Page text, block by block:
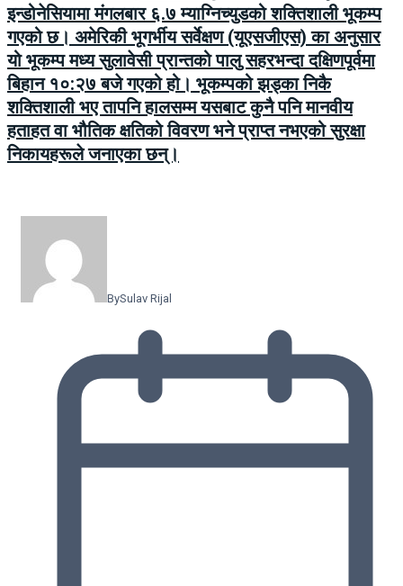
इन्डोनेसियामा मंगलबार ६.७ म्याग्निच्युडको शक्तिशाली भूकम्प
गएको छ। अमेरिकी भूगर्भीय सर्वेक्षण (यूएसजीएस) का अनुसार
यो भूकम्प मध्य सुलावेसी प्रान्तको पालु सहरभन्दा दक्षिणपूर्वमा
बिहान १०:२७ बजे गएको हो। भूकम्पको झड्का निकै
शक्तिशाली भए तापनि हालसम्म यसबाट कुनै पनि मानवीय
हताहत वा भौतिक क्षतिको विवरण भने प्राप्त नभएको सुरक्षा
निकायहरूले जनाएका छन्।
BySulav Rijal